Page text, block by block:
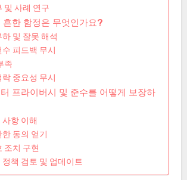
및 사례 연구
흔한 함정은 무엇인가요?
및 잘못 해석
피드백 무시
족
중요성 무시
프라이버시 및 준수를 어떻게 보장하
사항 이해
동의 얻기
조치 구현
책 검토 및 업데이트